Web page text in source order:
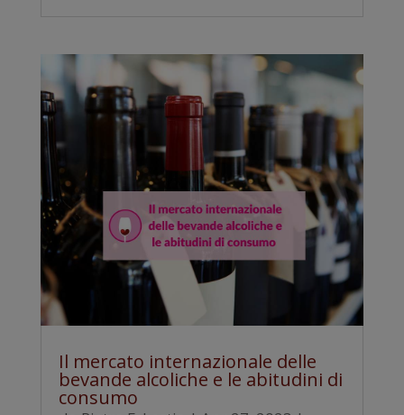
Il mercato internazionale delle
bevande alcoliche e le abitudini di
consumo